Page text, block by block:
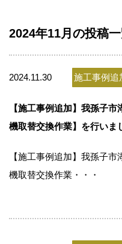
会社概要
2024年11月の投稿
2024.11.30 施工事例追
【施工事例追加】我孫子
機取替交換作業】を行いま
【施工事例追加】我孫子
機取替交換作業・・・